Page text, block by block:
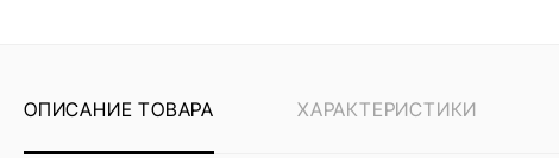
ОПИСАНИЕ ТОВАРА ХАРАКТЕРИСТИКИ